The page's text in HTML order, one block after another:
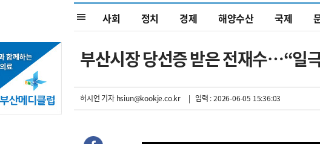
사회 정치 경제 해양수산 국제
부산시장 당선증 받은 전재수…“일
허시언 기자hsiun@kookje.co.kr | 입력 : 2026-06-05 15:36:03